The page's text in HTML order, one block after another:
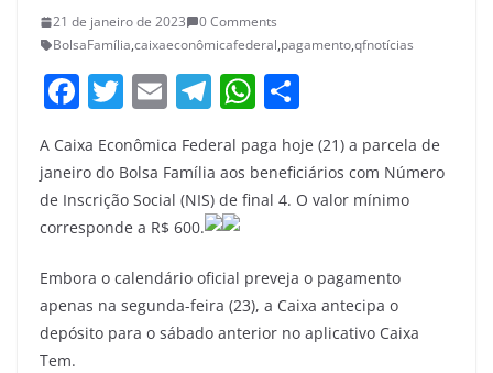
21 de janeiro de 2023
0 Comments
BolsaFamília,caixaeconômicafederal,pagamento,qfnotícias
F
c
e
b
o
o
k
T
w
itt
er
E
ai
l
T
el
e
gr
a
m
W
at
s
p
p
h
ar
e
A Caixa Econômica Federal paga hoje (21) a parcela de
janeiro do Bolsa Família aos beneficiários com Número
de Inscrição Social (NIS) de final 4. O valor mínimo
corresponde a R$ 600.
Embora o calendário oficial preveja o pagamento
apenas na segunda-feira (23), a Caixa antecipa o
depósito para o sábado anterior no aplicativo Caixa
Tem.